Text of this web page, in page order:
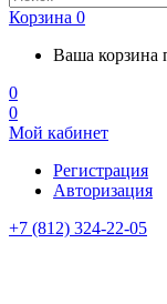
Корзина 0
Ваша корзина
0
0
Мой кабинет
Регистрация
Авторизация
+7 (812) 324-22-05